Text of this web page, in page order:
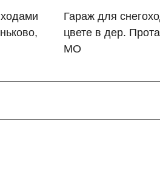
Гараж для
цвете в дер.
МО